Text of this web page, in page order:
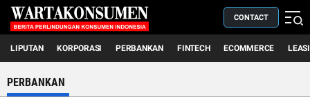
CONTACT
LIPUTAN KORPORASI PERBANKAN FINTECH ECOMMERCE
PERBANKAN